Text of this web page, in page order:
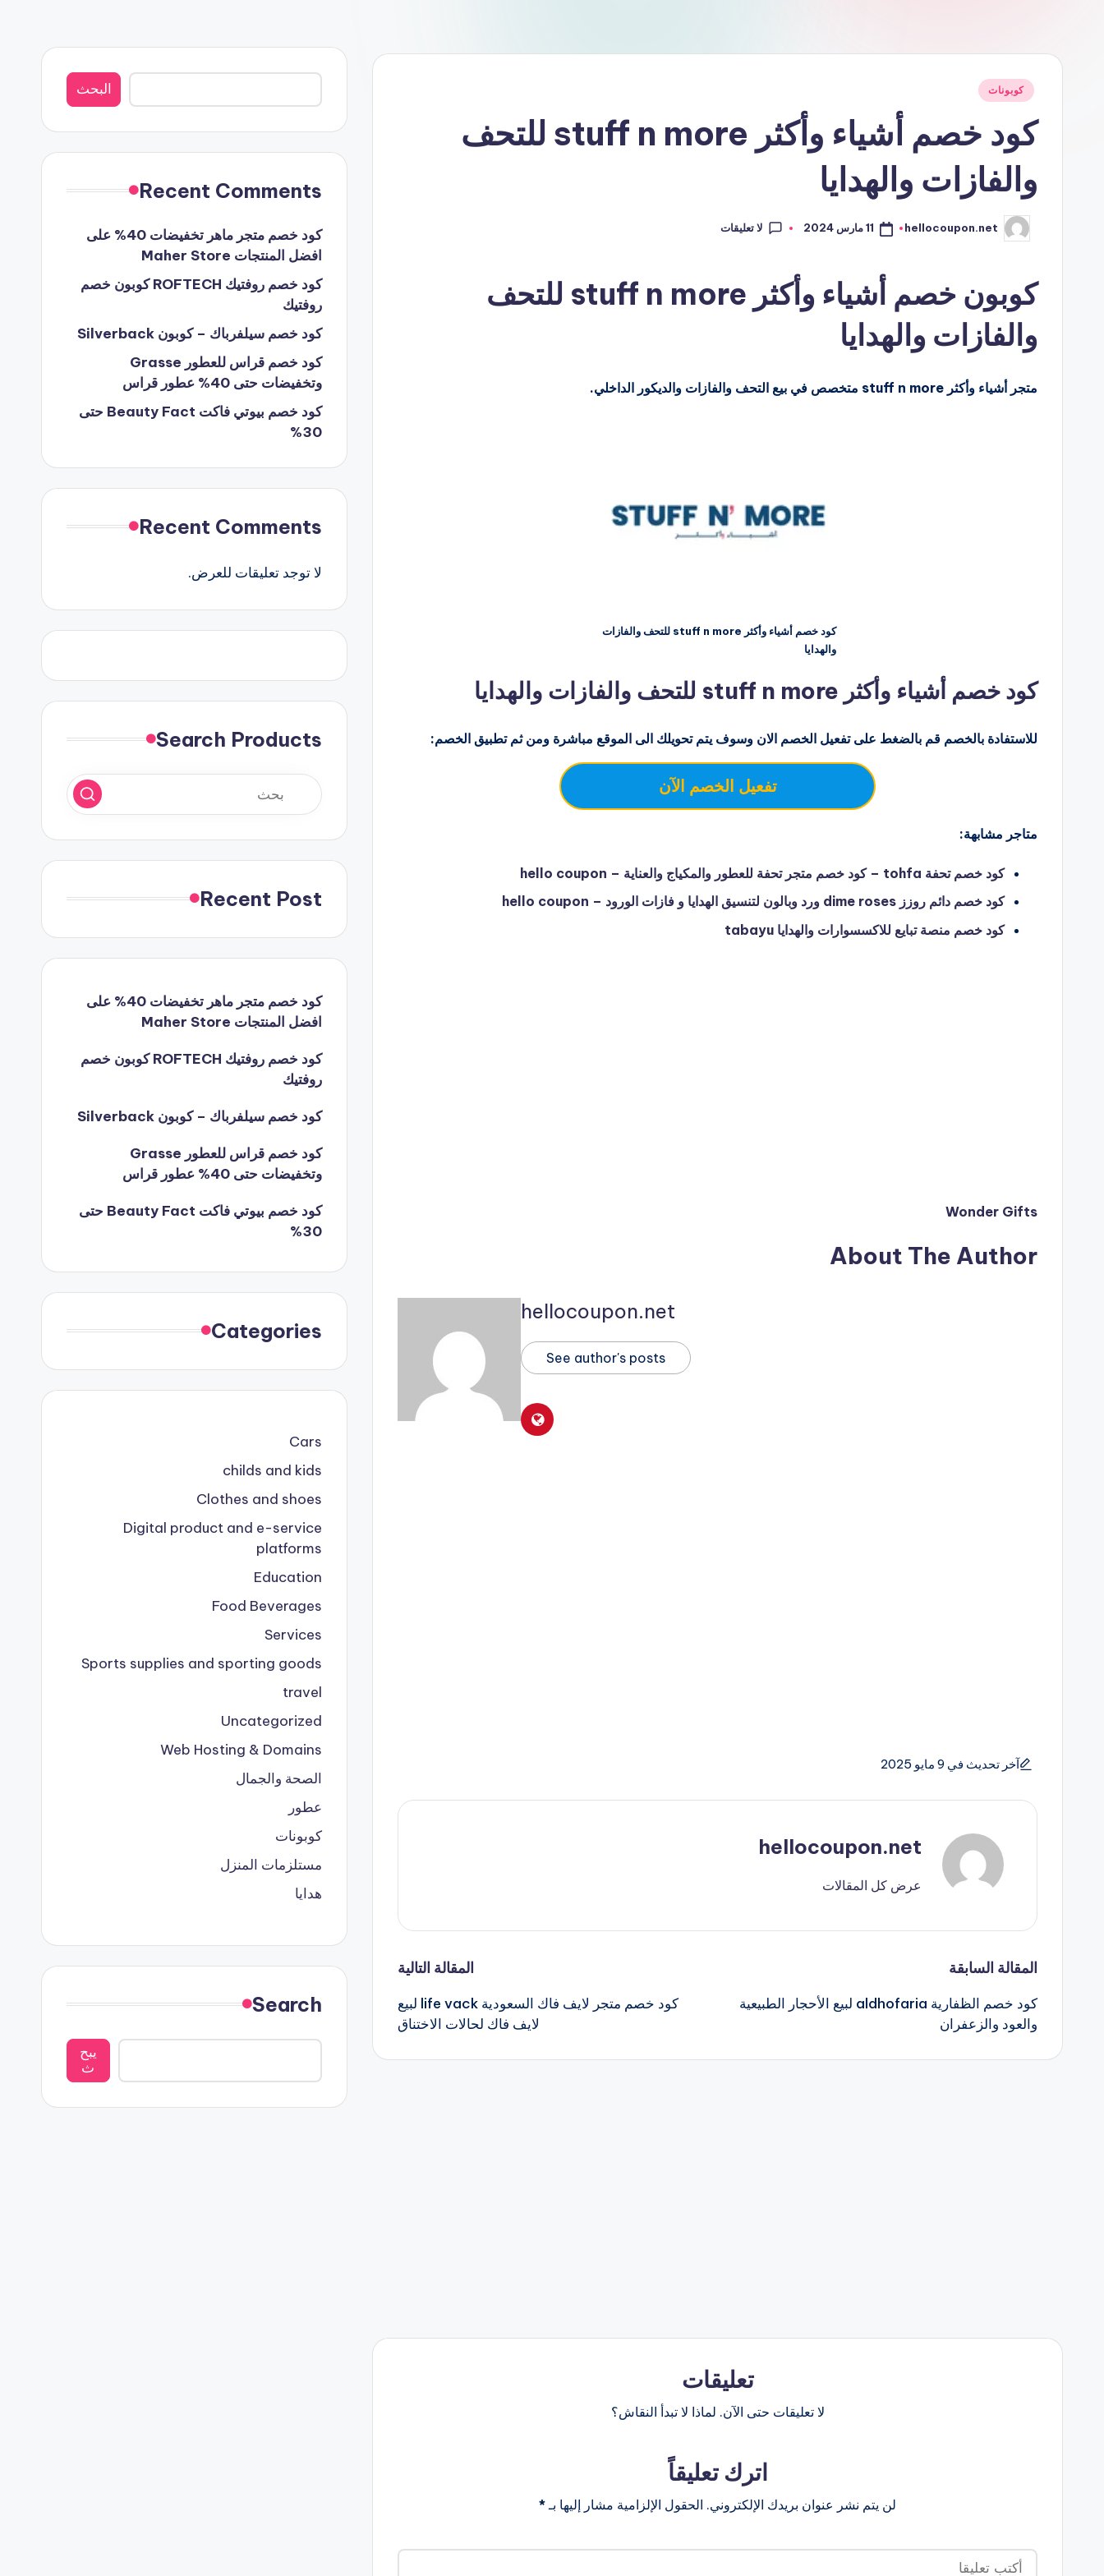
نُشركوبونات
كود خصم أشياء وأكثر stuff n more للتحف
والفازات والهدايا
تمّ
النشر
hellocoupon.net 11 مارس 2024 لا تعليقات
كوبون خصم أشياء وأكثر stuff n more للتحف
والفازات والهدايا
متجر أشياء وأكثر stuff n more متخصص في بيع التحف والفازات والديكور الداخلي.
كود خصم أشياء وأكثر stuff n more للتحف والفازات
والهدايا
كود خصم أشياء وأكثر stuff n more للتحف والفازات والهدايا
للاستفادة بالخصم قم بالضغط على تفعيل الخصم الان وسوف يتم تحويلك الى الموقع مباشرة ومن ثم تطبيق الخصم:
تفعيل الخصم الآن
متاجر مشابهة:
كود خصم تحفة tohfa – كود خصم متجر تحفة للعطور والمكياج والعناية – hello coupon
كود خصم دائم روزز dime roses ورد وبالون لتنسيق الهدايا و فازات الورود – hello coupon
كود خصم منصة تبايع للاكسسوارات والهدايا tabayu
Wonder Gifts
About The Author
hellocoupon.net
See author's posts
آخر تحديث في 9 مايو 2025
hellocoupon.net
عرض كل المقالات
تصفّح
المقالات
المقالة السابقة
كود خصم الظفارية aldhofaria لبيع الأحجار الطبيعية
والعود والزعفران
المقالة التالية
كود خصم متجر لايف فاك السعودية life vack لبيع
لايف فاك لحالات الاختناق
تعليقات
لا تعليقات حتى الآن. لماذا لا تبدأ النقاش؟
اترك تعليقاً
لن يتم نشر عنوان بريدك الإلكتروني. الحقول الإلزامية مشار إليها بـ *
البحث
البحث
Recent Comments
كود خصم متجر ماهر تخفيضات 40% على
افضل المنتجات Maher Store
كود خصم روفتيك ROFTECH كوبون خصم
روفتيك
كود خصم سيلفرباك – كوبون Silverback
كود خصم قراس للعطور Grasse
وتخفيضات حتى 40% عطور قراس
كود خصم بيوتي فاكت Beauty Fact حتى
30%
Recent Comments
لا توجد تعليقات للعرض.
Search Products
Recent Post
كود خصم متجر ماهر تخفيضات 40% على
افضل المنتجات Maher Store
كود خصم روفتيك ROFTECH كوبون خصم
روفتيك
كود خصم سيلفرباك – كوبون Silverback
كود خصم قراس للعطور Grasse
وتخفيضات حتى 40% عطور قراس
كود خصم بيوتي فاكت Beauty Fact حتى
30%
Categories
Cars
childs and kids
Clothes and shoes
Digital product and e-service
platforms
Education
Food Beverages
Services
Sports supplies and sporting goods
travel
Uncategorized
Web Hosting & Domains
الصحة والجمال
عطور
كوبونات
مستلزمات المنزل
هدايا
Search
يبح
ث